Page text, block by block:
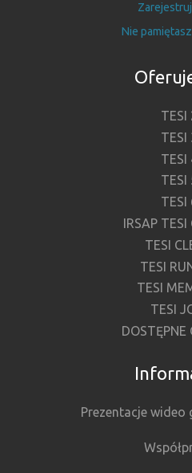
Nie pamiętasz
TESI
TESI
TESI
TESI
TESI
IRSAP TESI
TESI
TESI
TESI
TESI
DOSTĘPNE
Prezentacje wideo